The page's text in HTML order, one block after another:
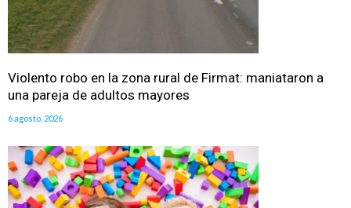
Violento robo en la zona rural de Firmat: maniataron a
una pareja de adultos mayores
6 agosto, 2026